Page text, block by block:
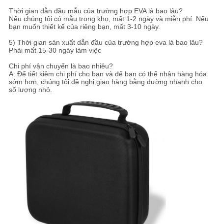
Thời gian dẫn đầu mẫu của trường hợp EVA là bao lâu?
Nếu chúng tôi có mẫu trong kho, mất 1-2 ngày và miễn phí. Nếu
bạn muốn thiết kế của riêng bạn, mất 3-10 ngày.
5) Thời gian sản xuất dẫn đầu của trường hợp eva là bao lâu?
Phải mất 15-30 ngày làm việc
Chi phí vận chuyển là bao nhiêu?
A: Để tiết kiệm chi phí cho bạn và để bạn có thể nhận hàng hóa
sớm hơn, chúng tôi đề nghị giao hàng bằng đường nhanh cho
số lượng nhỏ.